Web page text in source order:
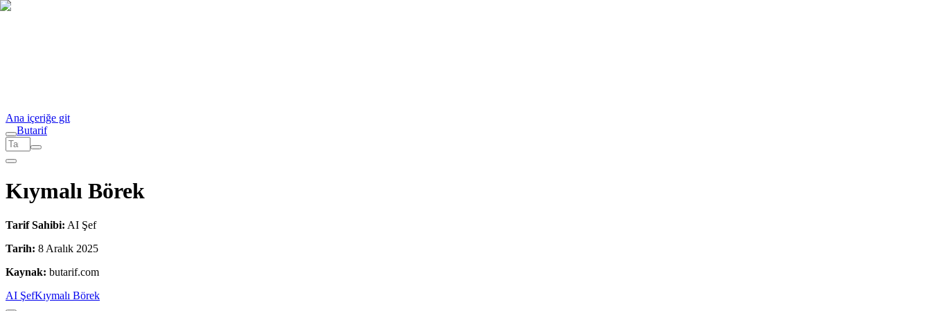
Ana içeriğe git
Butarif
Kıymalı Börek
Tarif Sahibi: AI Şef
Tarih: 8 Aralık 2025
Kaynak: butarif.com
AI ŞefKıymalı Börek